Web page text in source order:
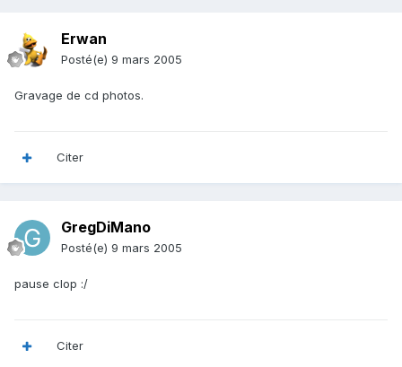
Erwan
Posté(e) 9 mars 2005
Gravage de cd photos.
Citer
GregDiMano
Posté(e) 9 mars 2005
pause clop :/
Citer